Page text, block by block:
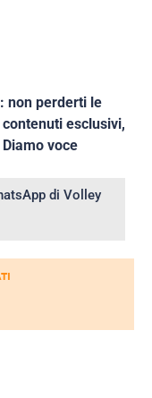
: non perderti le
esclusivi,
voce
di Volley